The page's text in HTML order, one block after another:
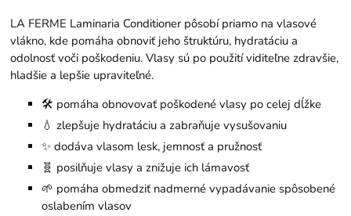
LA FERME Laminaria Conditioner pôsobí priamo na vlasové
vlákno, kde pomáha obnoviť jeho štruktúru, hydratáciu a
odolnosť voči poškodeniu. Vlasy sú po použití viditeľne zdravšie,
hladšie a lepšie upraviteľné.
🛠️ pomáha obnovovať poškodené vlasy po celej dĺžke
💧 zlepšuje hydratáciu a zabraňuje vysušovaniu
✨ dodáva vlasom lesk, jemnosť a pružnosť
🧬 posilňuje vlasy a znižuje ich lámavosť
🌱 pomáha obmedziť nadmerné vypadávanie spôsobené
oslabením vlasov